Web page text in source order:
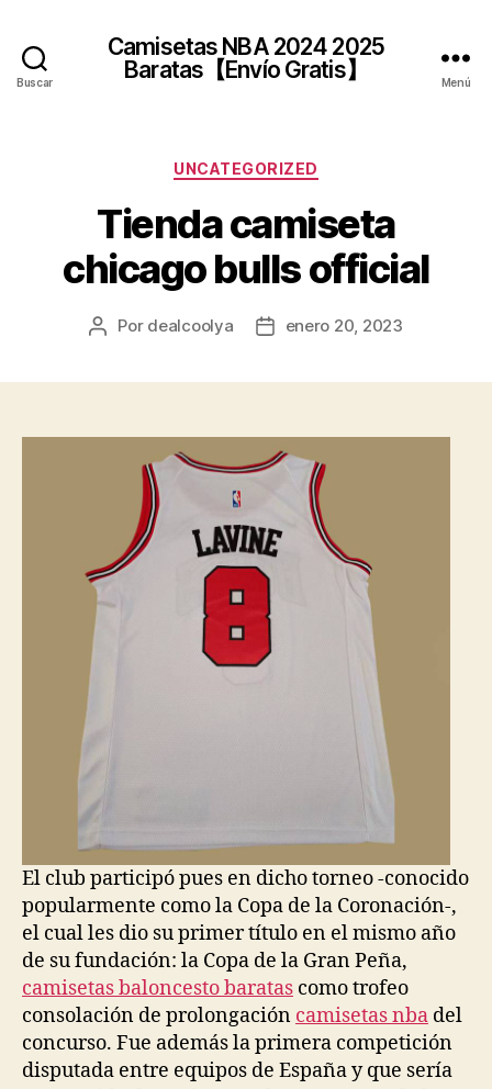
Buscar
Camisetas NBA 2024 2025
Baratas【Envío Gratis】
Menú
Categorías
UNCATEGORIZED
Tienda camiseta
chicago bulls official
Autor
Por dealcoolya
Fechaenero 20, 2023
El club participó pues en dicho torneo -conocido
popularmente como la Copa de la Coronación-,
el cual les dio su primer título en el mismo año
de su fundación: la Copa de la Gran Peña,
camisetas baloncesto baratas como trofeo
consolación de prolongación camisetas nba del
concurso. Fue además la primera competición
disputada entre equipos de España y que sería